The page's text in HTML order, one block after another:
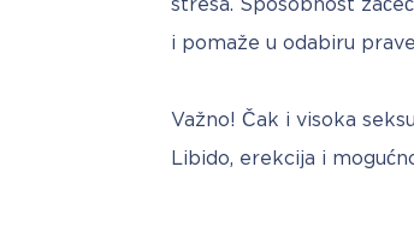
stresa. Sposobnost
i pomaže u odabiru
Važno! Čak i visoka
Libido, erekcija i